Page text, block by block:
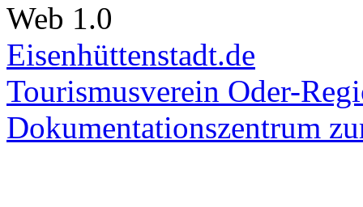
Web 1.0
Eisenhüttenstadt.de
Tourismusverein Oder-
Dokumentationszentrum